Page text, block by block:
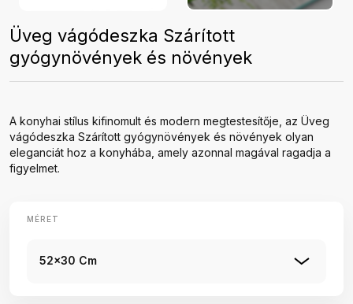
Üveg vágódeszka Szárított
gyógynövények és növények
A konyhai stílus kifinomult és modern megtestesítője, az Üveg
vágódeszka Szárított gyógynövények és növények olyan
eleganciát hoz a konyhába, amely azonnal magával ragadja a
figyelmet.
MÉRET
52x30 Cm